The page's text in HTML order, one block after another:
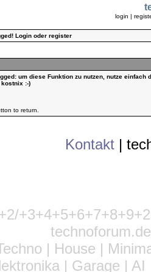
login |
Loginoder register
um diese Funktion zu nutzen, nutze
:-)
to return.
Kontakt |
| House |
| Garage |